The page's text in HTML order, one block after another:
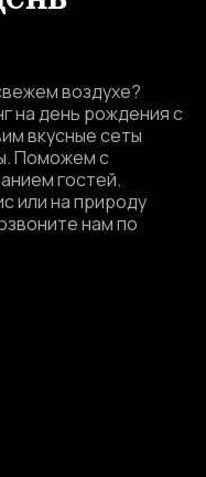
воздухе?
на день рождения с
вкусные сеты
Поможем с
гостей.
или на природу
нам по